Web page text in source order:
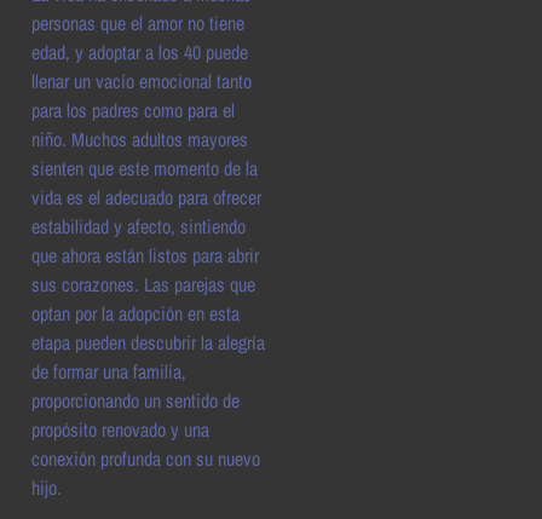
personas que el amor no tiene
edad, y adoptar a los 40 puede
llenar un vacío emocional tanto
para los padres como para el
niño. Muchos adultos mayores
sienten que este momento de la
vida es el adecuado para ofrecer
estabilidad y afecto, sintiendo
que ahora están listos para abrir
sus corazones. Las parejas que
optan por la adopción en esta
etapa pueden descubrir la alegría
de formar una familia,
proporcionando un sentido de
propósito renovado y una
conexión profunda con su nuevo
hijo.